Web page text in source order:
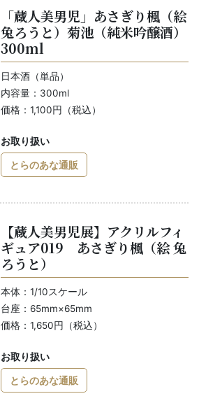
「蔵人美男児」あさぎり楓（絵
兔ろうと）菊池（純米吟醸酒）
300ml
日本酒（単品）
内容量：300ml
価格：1,100円（税込）
お取り扱い
とらのあな通販
【蔵人美男児展】アクリルフィ
ギュア019 あさぎり楓（絵 兔
ろうと）
本体：1/10スケール
台座：65mm×65mm
価格：1,650円（税込）
お取り扱い
とらのあな通販